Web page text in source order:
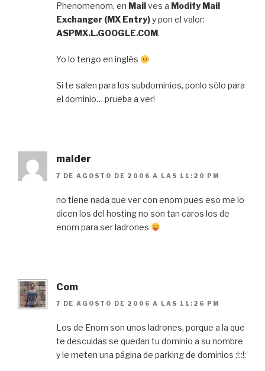
Phenomenom, en Mailves a Modify Mail
Exchanger (MX Entry)y pon el valor:
ASPMX.L.GOOGLE.COM.
Yo lo tengo en inglés
Si te salen para los subdominios, ponlo sólo para
el dominio… prueba a ver!
malder
7 DE AGOSTO DE 2006 A LAS 11:20 PM
no tiene nada que ver con enom pues eso me lo
dicen los del hosting no son tan caros los de
enom para ser ladrones
Com
7 DE AGOSTO DE 2006 A LAS 11:26 PM
Los de Enom son unos ladrones, porque a la que
te descuidas se quedan tu dominio a su nombre
y le meten una página de parking de dominios :!::!: